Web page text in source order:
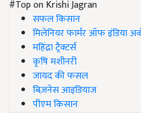
#Top on Krishi Jagran
सफल किसान
मिलेनियर फार्मर ऑफ इंडिया
महिंद्रा ट्रैक्टर्स
कृषि मशीनरी
जायद की फसल
बिज़नेस आइडियाज
पीएम किसान